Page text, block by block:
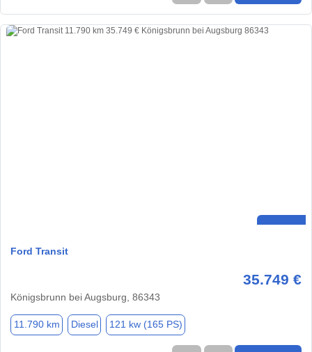
Ford Transit
35.749 €
Königsbrunn bei Augsburg, 86343
11.790 km Diesel 121 kw (165 PS)